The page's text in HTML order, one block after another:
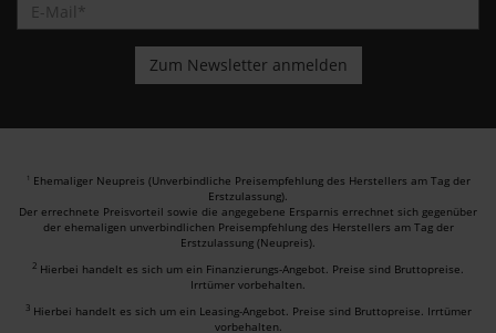
1 Ehemaliger Neupreis (Unverbindliche Preisempfehlung des Herstellers am Tag der
Erstzulassung).
Der errechnete Preisvorteil sowie die angegebene Ersparnis errechnet sich gegenüber
der ehemaligen unverbindlichen Preisempfehlung des Herstellers am Tag der
Erstzulassung (Neupreis).
2 Hierbei handelt es sich um ein Finanzierungs-Angebot. Preise sind Bruttopreise.
Irrtümer vorbehalten.
3 Hierbei handelt es sich um ein Leasing-Angebot. Preise sind Bruttopreise. Irrtümer
vorbehalten.